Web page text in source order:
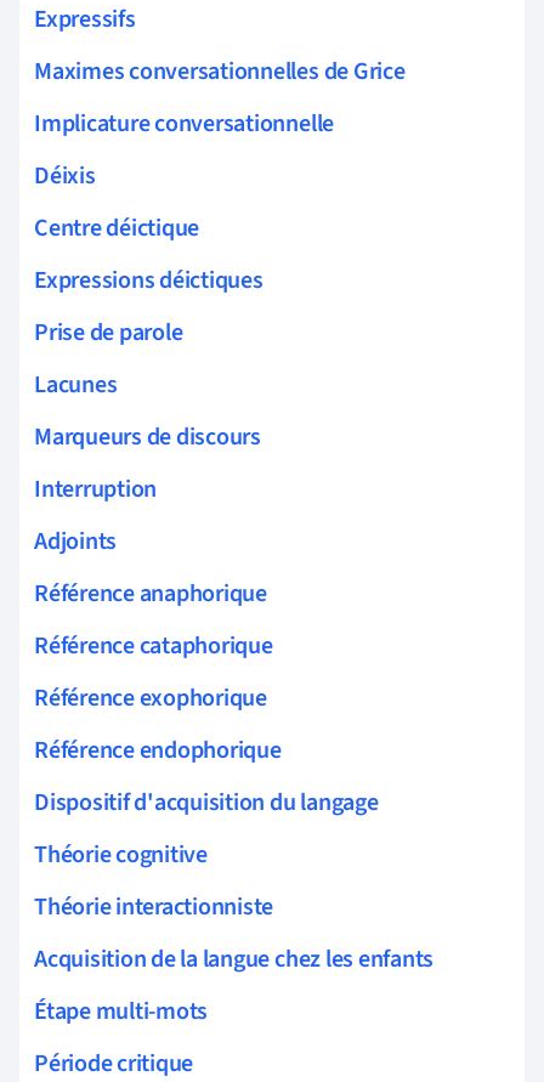
Expressifs
Maximes conversationnelles de Grice
Implicature conversationnelle
Déixis
Centre déictique
Expressions déictiques
Prise de parole
Lacunes
Marqueurs de discours
Interruption
Adjoints
Référence anaphorique
Référence cataphorique
Référence exophorique
Référence endophorique
Dispositif d'acquisition du langage
Théorie cognitive
Théorie interactionniste
Acquisition de la langue chez les enfants
Étape multi-mots
Période critique